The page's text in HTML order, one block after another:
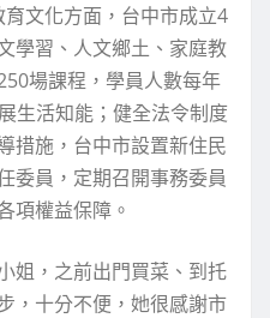
文化方面，台中市成立4
學習、人文鄉土、家庭教
場課程，學員人數每年
生活知能；健全法令制度
措施，台中市設置新住民
委員，定期召開事務委員
項權益保障。
姐，之前出門買菜、到托
，十分不便，她很感謝市